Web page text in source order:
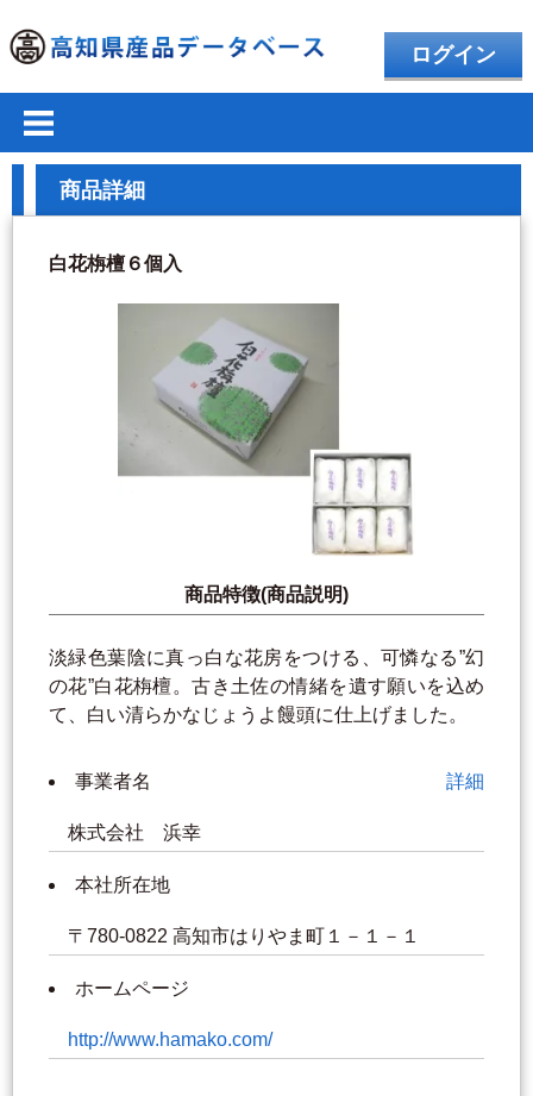
ログイン
商品詳細
白花栴檀６個入
商品特徴(商品説明)
淡緑色葉陰に真っ白な花房をつける、可憐なる”幻
の花”白花栴檀。古き土佐の情緒を遺す願いを込め
て、白い清らかなじょうよ饅頭に仕上げました。
事業者名 詳細
株式会社 浜幸
本社所在地
〒780-0822 高知市はりやま町１－１－１
ホームページ
http://www.hamako.com/